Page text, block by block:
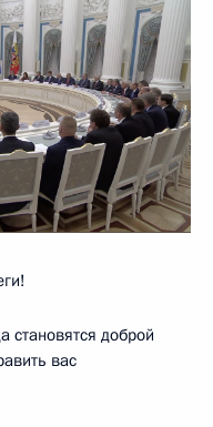
становятся доброй
вас